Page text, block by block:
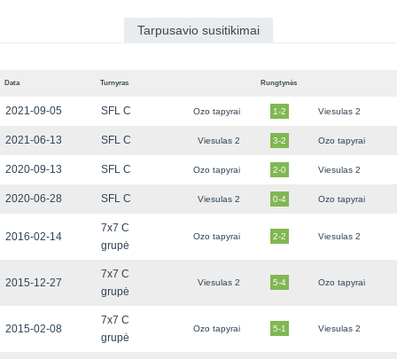
Tarpusavio susitikimai
Data Turnyras Rungtynės
2021-09-05 SFL C Ozo tapyrai 1-2 Viesulas 2
2021-06-13 SFL C Viesulas 2 3-2 Ozo tapyrai
2020-09-13 SFL C Ozo tapyrai 2-0 Viesulas 2
2020-06-28 SFL C Viesulas 2 0-4 Ozo tapyrai
2016-02-14
7x7 C
grupė
Ozo tapyrai 2-2 Viesulas 2
2015-12-27
7x7 C
grupė
Viesulas 2 5-4 Ozo tapyrai
2015-02-08
7x7 C
grupė
Ozo tapyrai 5-1 Viesulas 2